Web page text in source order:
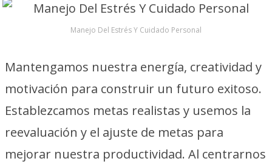
Manejo Del Estrés Y Cuidado Personal
Mantengamos nuestra energía, creatividad y
motivación para construir un futuro exitoso.
Establezcamos metas realistas y usemos la
reevaluación y el ajuste de metas para
mejorar nuestra productividad. Al centrarnos